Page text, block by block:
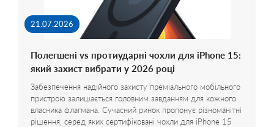
21.07.2026
Полегшені vs протиударні чохли для iPhone 15:
який захист вибрати у 2026 році
Забезпечення надійного захисту преміального мобільного
пристрою залишається головним завданням для кожного
власника флагмана. Сучасний ринок пропонує різноманітні
рішення, серед яких сертифіковані чохли для iPhone 15